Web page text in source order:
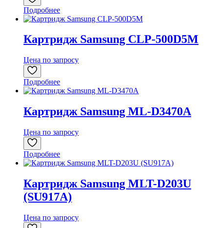
Подробнее
Картридж Samsung CLP-500D5M
Цена по запросу
Подробнее
Картридж Samsung ML-D3470A
Цена по запросу
Подробнее
Картридж Samsung MLT-D203U
(SU917A)
Цена по запросу